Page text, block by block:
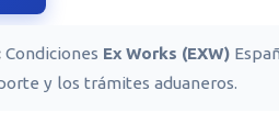
Condiciones Ex Works (EXW)
y los trámites aduaneros.